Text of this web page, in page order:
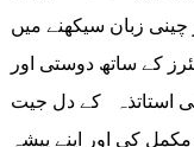
زبان سیکھنے میں
کے ساتھ دوستی اور
استاتذہ کے دل جیت
تربیت مکمل کی اور اپنے پیشہ